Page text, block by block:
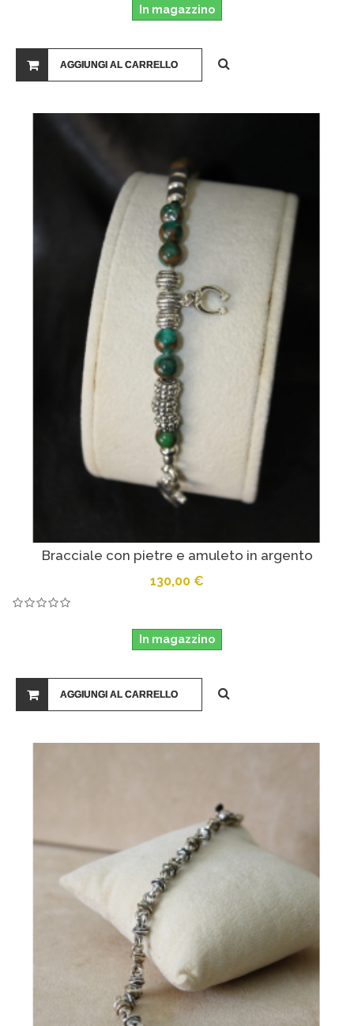
In magazzino
AGGIUNGI AL CARRELLO
Bracciale con pietre e amuleto in argento
130,00 €
In magazzino
AGGIUNGI AL CARRELLO